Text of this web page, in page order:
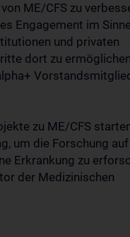
ME/CFS zu
Engagement im Sinne
und privaten
dort zu
zu ME/CFS
um die Forschung auf
Erkrankung zu
der Medizinischen